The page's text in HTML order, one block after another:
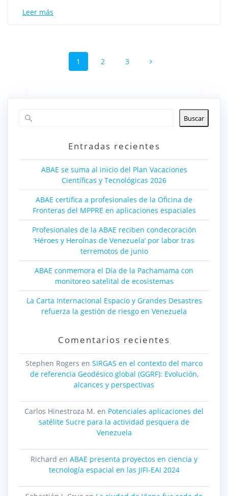
Leer más
Navegación
Página
1 Página
2 Página
3
Buscar
Entradas recientes
ABAE se suma al inicio del Plan Vacaciones
Científicas y Tecnológicas 2026
ABAE certifica a profesionales de la Oficina de
Fronteras del MPPRE en aplicaciones espaciales
Profesionales de la ABAE reciben condecoración
‘Héroes y Heroínas de Venezuela’ por labor tras
terremotos de junio
ABAE conmemora el Día de la Pachamama con
monitoreo satelital de ecosistemas
La Carta Internacional Espacio y Grandes Desastres
refuerza la gestión de riesgo en Venezuela
Comentarios recientes
Stephen Rogers en SIRGAS en el contexto del marco
de referencia Geodésico global (GGRF): Evolución,
alcances y perspectivas
Carlos Hinestroza M. en Potenciales aplicaciones del
satélite Sucre para la actividad pesquera de
Venezuela
Richard en ABAE presenta proyectos en ciencia y
tecnología espacial en las JIFI-EAI 2024